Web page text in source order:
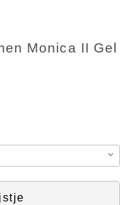
Monica II Gel